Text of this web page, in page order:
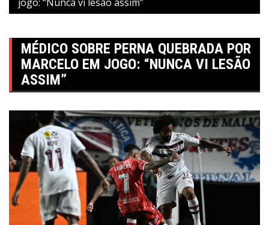
MÉDICO SOBRE PERNA QUEBRADA POR
MARCELO EM JOGO: “NUNCA VI LESÃO
ASSIM”